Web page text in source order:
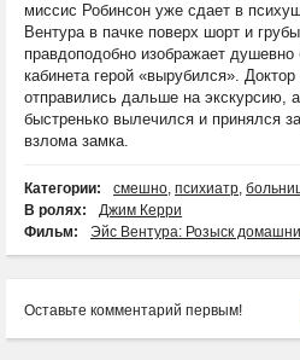
миссис Робинсон уже сдает в
Вентура в пачке поверх шорт и
правдоподобно изображает
кабинета герой «вырубился».
отправились дальше на экскурсию,
быстренько вылечился и принялся
взлома замка.
Категории: смешно, психиатр,
В ролях:
Джим Керри
Фильм:
Эйс Вентура: Розыск
Оставьте комментарий первым!